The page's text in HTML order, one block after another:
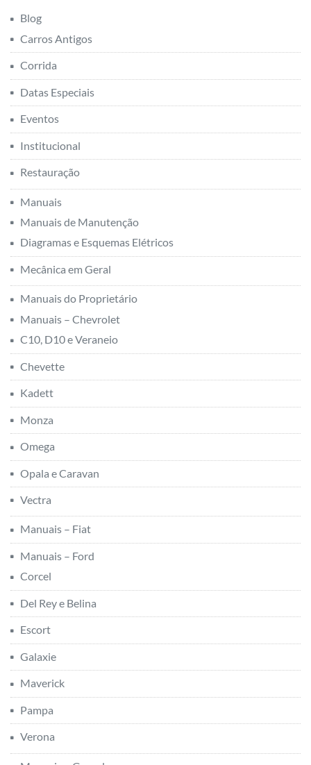
Blog
Carros Antigos
Corrida
Datas Especiais
Eventos
Institucional
Restauração
Manuais
Manuais de Manutenção
Diagramas e Esquemas Elétricos
Mecânica em Geral
Manuais do Proprietário
Manuais – Chevrolet
C10, D10 e Veraneio
Chevette
Kadett
Monza
Omega
Opala e Caravan
Vectra
Manuais – Fiat
Manuais – Ford
Corcel
Del Rey e Belina
Escort
Galaxie
Maverick
Pampa
Verona